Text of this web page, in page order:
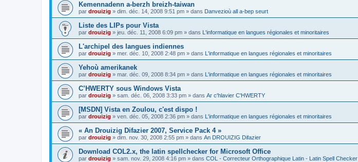
Kemennadenn a-berzh breizh-taiwan
par drouizig » dim. déc. 14, 2008 9:51 pm » dans Danvezioù all a-bep seurt
Liste des LIPs pour Vista
par drouizig » jeu. déc. 11, 2008 6:09 pm » dans L'informatique en langues régionales et minoritaires
L'archipel des langues indiennes
par drouizig » mer. déc. 10, 2008 2:48 pm » dans L'informatique en langues régionales et minoritaires
Yehoù amerikanek
par drouizig » mar. déc. 09, 2008 8:34 pm » dans L'informatique en langues régionales et minoritaires
C’HWERTY sous Windows Vista
par drouizig » sam. déc. 06, 2008 3:33 pm » dans Ar c'hlavier C'HWERTY
[MSDN] Vista en Zoulou, c'est dispo !
par drouizig » ven. déc. 05, 2008 2:36 pm » dans L'informatique en langues régionales et minoritaires
« An Drouizig Difazier 2007, Service Pack 4 »
par drouizig » dim. nov. 30, 2008 2:55 pm » dans An DROUIZIG Difazier
Download COL2.x, the latin spellchecker for Microsoft Office
par drouizig » sam. nov. 29, 2008 4:16 pm » dans COL - Correcteur Orthographique Latin - Latin Spell Checker